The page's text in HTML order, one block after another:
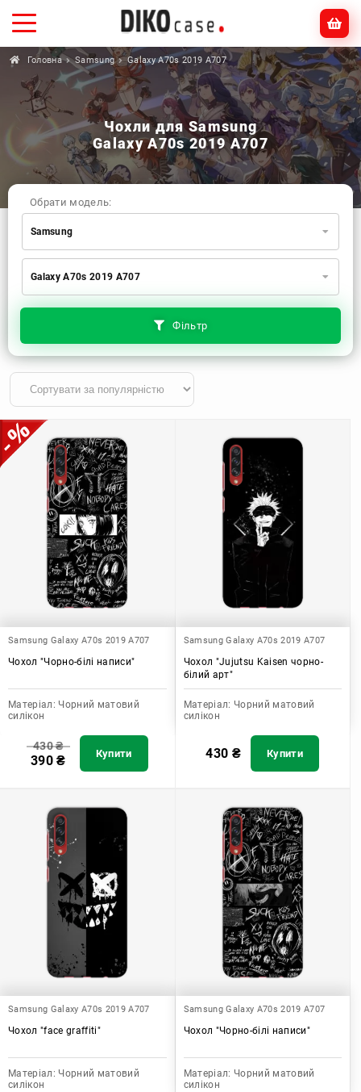
Головна Samsung Galaxy A70s 2019 A707
Чохли для Samsung
Galaxy A70s 2019 A707
Фільтр
Обрати модель:
Samsung
Xiaomi
Apple
Huawei
Realme
TECNO
ZTE
OnePlus
Motorola
Galaxy A70s 2019 A707
Samsung Galaxy A70s 2019 A707
Чохол "Чорно-білі написи"
Матеріал: Чорний матовий
силікон
430₴
390₴ Купити
Samsung Galaxy A70s 2019 A707
Чохол "Jujutsu Kaisen чорно-
білий арт"
Матеріал: Чорний матовий
силікон
430 ₴ Купити
Samsung Galaxy A70s 2019 A707
Чохол "face graffiti"
Матеріал: Чорний матовий
силікон
Samsung Galaxy A70s 2019 A707
Чохол "Чорно-білі написи"
Матеріал: Чорний матовий
силікон